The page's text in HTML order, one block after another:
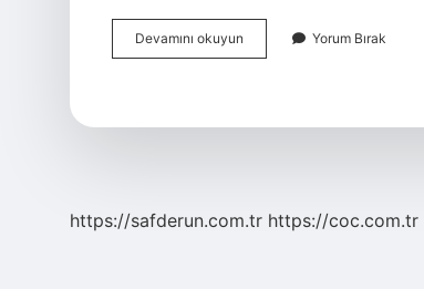
Devamını okuyun
Yunan
Yorum Bırak
https://safderun.com.tr https://coc.com.tr